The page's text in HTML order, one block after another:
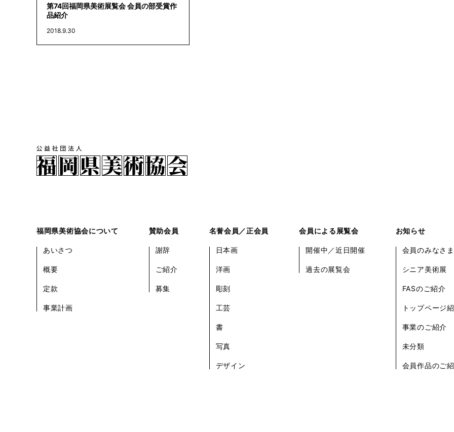
第74回福岡県美術展覧会 会員の部受賞作
品紹介
2018.9.30
福岡県美術協会について
あいさつ
概要
定款
事業計画
賛助会員
謝辞
ご紹介
募集
名誉会員／正会員
日本画
洋画
彫刻
工芸
書
写真
デザイン
会員による展覧会
開催中／近日開催
過去の展覧会
お知らせ
会員のみなさ
シニア美術展
FASのご紹介
トップページ
事業のご紹介
未分類
会員作品のご